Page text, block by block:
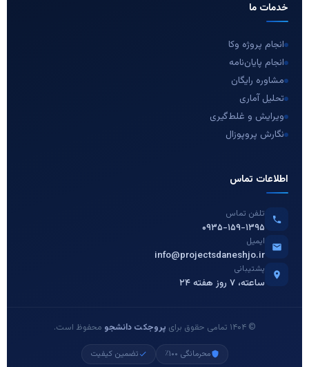
خدمات ما
انجام پروژه وکا
انجام پایان‌نامه
مشاوره رایگان
تحلیل آماری
ویرایش و غلط‌گیری
نگارش پروپوزال
اطلاعات تماس
تلفن تماس
۰۹۳۵-۱۵۹-۱۳۹۵
ایمیل
info@projectsdaneshjo.ir
پشتیبانی
۲۴ ساعته، ۷ روز هفته
© ۱۴۰۴ تمامی حقوق برای پروجکت دانشجو محفوظ است.
محرمانگی ۱۰۰٪ تضمین کیفیت